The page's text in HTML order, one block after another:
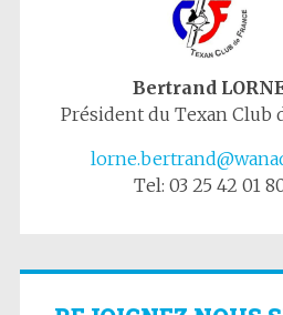
Bertrand
Président du Texan Club
Tel: 03 25 42 01